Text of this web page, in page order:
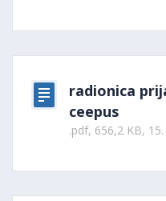
radionica
ceepus
.pdf, 656,2 KB,